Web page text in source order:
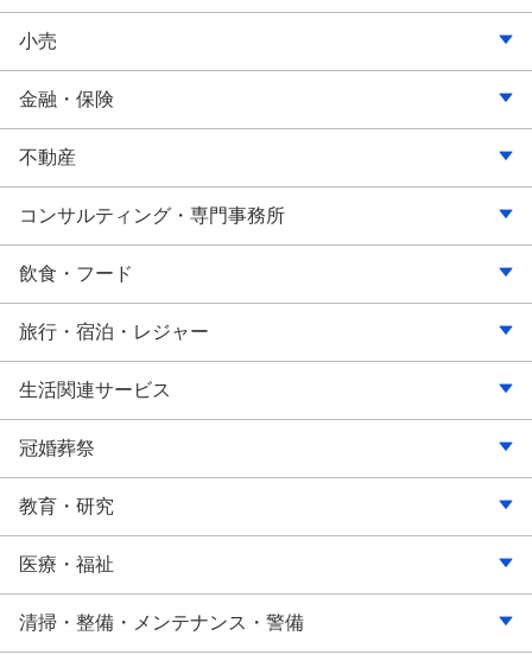
化学・医薬品
日用品・化粧品
石油・石炭
ゴム製品
ガラス・土石
鉄鋼
非鉄金属
金属製品
機械・部品
重電･産業用機械
精密機器・計測機器
広告代理店
映像・音楽
その他（マスコミ・広告）
バス・タクシー
陸運・道路貨物運送
海運
航空運輸
倉庫
郵便
その他（運輸・物流）
総合商社
繊維・アパレル
食料品
建材
化学
石油・燃料
鋼鉄・金属
機械
電機・家電・AV機器
自動車
精密機器
小売
百貨店・スーパー
ファッション・服飾雑貨
食品・コンビニエンスストア
自動車・バイク
電気・カメラ・OA・自転車
ホームセンター
ドラッグストア・調剤薬局
通信販売
その他（小売）
金融・保険
銀行・信託銀行
信用金庫・組合
クレジット・信販
消費者金融
リース
投信・投資顧問
取引所・信託
生命保険
損害保険
不動産
不動産仲介
不動産管理
コンサルティング・専門事務所
法律・特許事務所
司法書士事務所・行政書士事務所
会計事務所
社会保険労務士事務所
コンサルティング
専門サービス
その他（コンサルティング・専門事務所）
飲食・フード
レストラン・フードサービス
持ち帰り・配達飲食
旅行・宿泊・レジャー
旅行・旅行代理業
ホテル・旅館・宿泊施設
レジャー・アミューズメント
スポーツ・ヘルス関連
その他（旅行・宿泊・レジャー）
生活関連サービス
クリーニング
理容・美容
エステティック・マッサージ関連
その他（生活関連サービス）
冠婚葬祭
ウエディング・葬儀
教育・研究
学校
学習塾・予備校
医療・福祉
医療
清掃・整備・メンテナンス・警備